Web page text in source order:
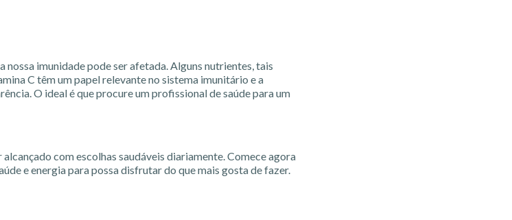
nossa imunidade pode ser afetada. Alguns nutrientes, tais
C têm um papel relevante no sistema imunitário e a
O ideal é que procure um profissional de saúde para um
com escolhas saudáveis diariamente. Comece agora
e energia para possa disfrutar do que mais gosta de fazer.